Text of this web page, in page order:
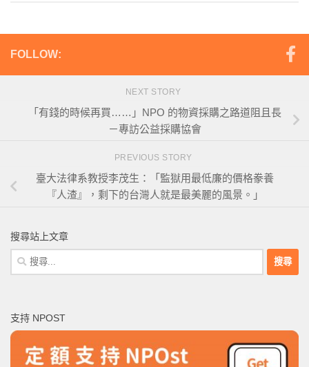
FOLLOW:
NEXT STORY
「有錢的時候再買……」NPO 的物資採購之路道阻且長
－專訪公益採購協會
PREVIOUS STORY
臺大法律系教授李茂生：「監獄用最低廉的價格豢養
『人渣』，剩下的台灣人就是最美麗的風景。」
搜尋站上文章
搜
尋
字:
支持 NPOST